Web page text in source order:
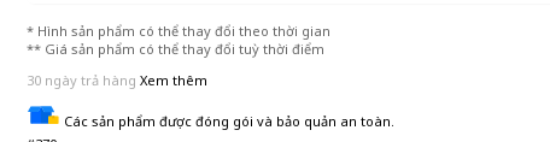
* Hình sản phẩm có thể thay đổi theo thời gian
** Giá sản phẩm có thể thay đổi tuỳ thời điểm
30 ngày trả hàng Xem thêm
Các sản phẩm được đóng gói và bảo quản an toàn.